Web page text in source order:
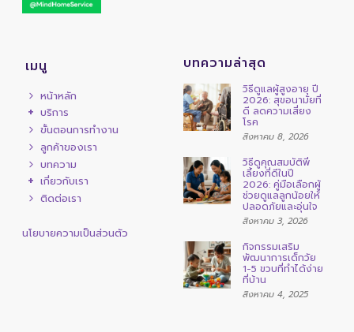
เมนู
หน้าหลัก
บริการ
ขั้นตอนการทำงาน
ลูกค้าของเรา
บทความ
เกี่ยวกับเรา
ติดต่อเรา
นโยบายความเป็นส่วนตัว
บทความล่าสุด
วิธีดูแลผู้สูงอายุ ปี
2026: สุขอนามัยที่
ดี ลดความเสี่ยง
โรค
สิงหาคม 8, 2026
วิธีดูคุณสมบัติพี่
เลี้ยงที่ดีในปี
2026: คู่มือเลือกผู้
ช่วยดูแลลูกน้อยให้
ปลอดภัยและอุ่นใจ
สิงหาคม 3, 2026
กิจกรรมเสริม
พัฒนาการเด็กวัย
1-5 ขวบที่ทำได้ง่าย
ที่บ้าน
สิงหาคม 4, 2025